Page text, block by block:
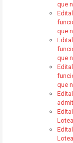
que
que
que
que